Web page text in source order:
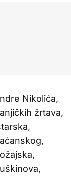
Nikolića,
žrtava,